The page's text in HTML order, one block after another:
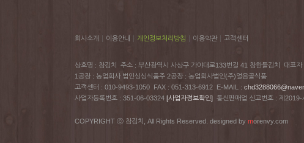
회사소개 | 이용안내 | 개인정보처리방침 | 이용약관 | 고객센터
상호명 : 참김치 주소 : 부산광역시 사상구 가야대로133번길 41 참한들김치 대표자
1공장 : 농업회사 법인싱싱식품주 2공장 : 농업회사법인(주)얼음골식품
고객센터 : 010-9493-1050 FAX : 051-313-6912 E-MAIL :
사업자등록번호 : 351-06-03324 [사업자정보확인] 통신판매업 신고번호 : 제
COPYRIGHT ⓒ 참김치, All Rights Reserved. designed by morenvy.com